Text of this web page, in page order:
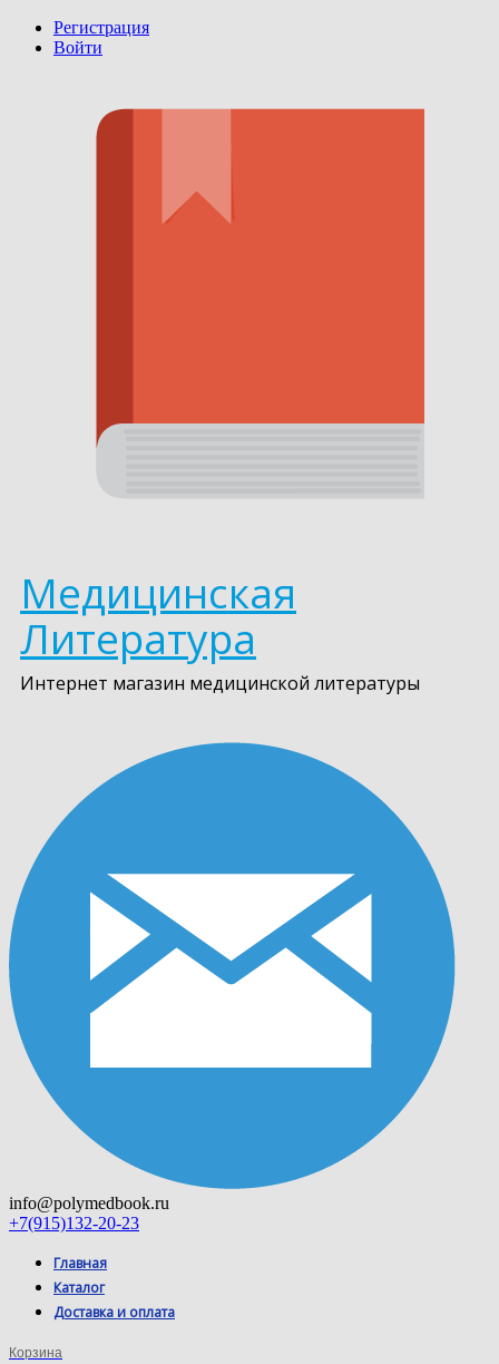
Регистрация
Войти
Медицинская
Литература
Интернет магазин медицинской литературы
info@polymedbook.ru
+7(915)132-20-23
Главная
Каталог
Доставка и оплата
Корзина